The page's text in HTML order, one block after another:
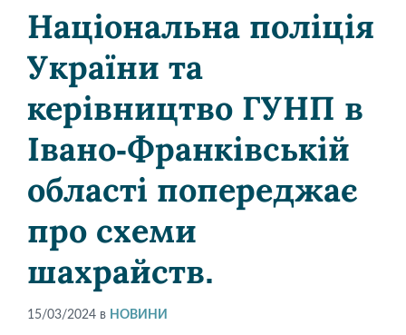
Національна поліція
України та
керівництво ГУНП в
Івано-Франківській
області попереджає
про схеми
шахрайств.
15/03/2024 в НОВИНИ